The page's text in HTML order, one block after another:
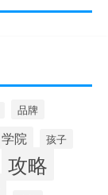
品牌
学院 孩子
攻略